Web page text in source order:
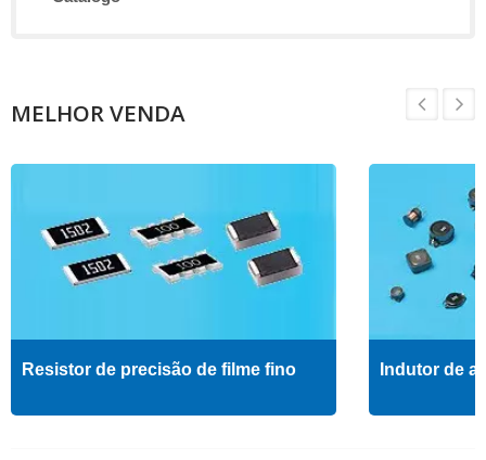
MELHOR VENDA
Resistor de precisão de filme fino Indutor de